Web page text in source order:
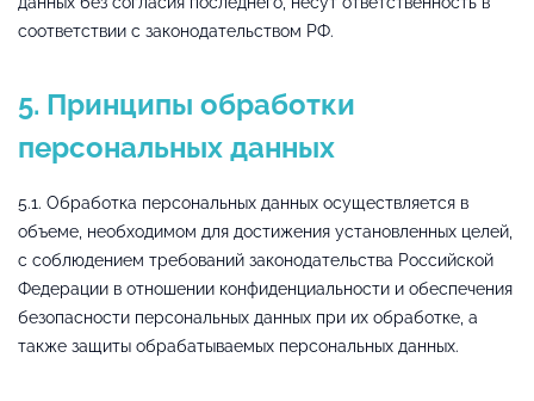
соответствии с законодательством РФ.
5. Принципы обработки
персональных данных
5.1. Обработка персональных данных осуществляется в
объеме, необходимом для достижения установленных целей,
с соблюдением требований законодательства Российской
Федерации в отношении конфиденциальности и обеспечения
безопасности персональных данных при их обработке, а
также защиты обрабатываемых персональных данных.